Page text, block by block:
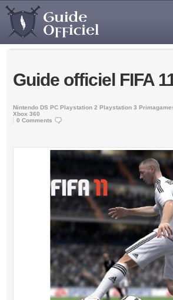
Guide officiel FIFA
Nintendo DS PC Playstation 2 Playstation 3
Xbox 360
0 Comments